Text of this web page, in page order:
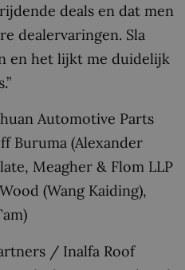
deals en dat men
dealervaringen. Sla
en het lijkt me duidelijk
Automotive Parts
Buruma (Alexander
Meagher & Flom LLP
(Wang Kaiding),
/ Inalfa Roof